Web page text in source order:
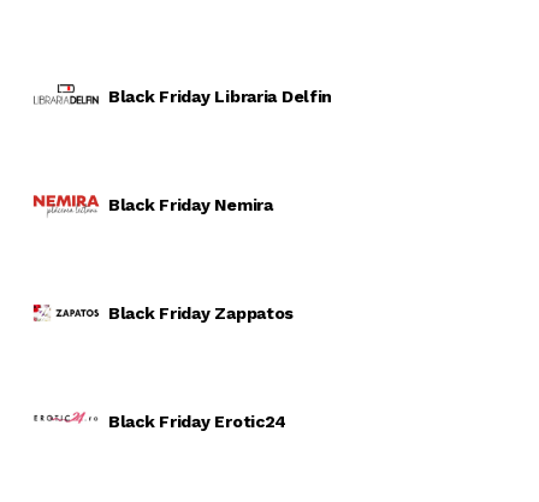
Black Friday Libraria Delfin
Black Friday Nemira
Black Friday Zappatos
Black Friday Erotic24